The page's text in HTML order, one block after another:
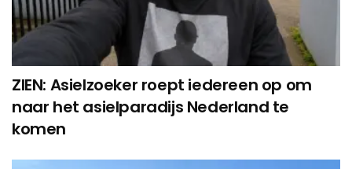
ZIEN: Asielzoeker roept iedereen op om
naar het asielparadijs Nederland te
komen